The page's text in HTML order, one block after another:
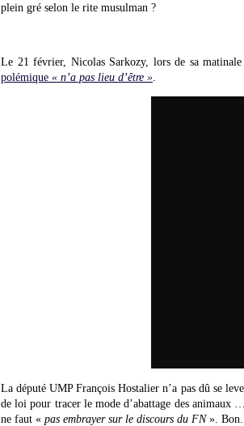
plein gré selon le rite musulman ?
Le 21 février, Nicolas Sarkozy, lors de sa
polémique « n’a pas lieu d’être »
La député UMP François Hostalier n’a pas dû se
de loi pour tracer le mode d’abattage des animaux
ne faut « pas embrayer sur le discours du FN». Bon.